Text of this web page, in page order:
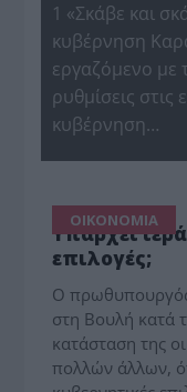
1 «Σκάβε και
κυβέρνηση
εργαζόμενο με
ρυθμίσεις στις
κυβέρνηση…
ΟΙΚΟΝΟΜΙΑ
Υπάρχει
επιλογές;
Ο
στη Βουλή κατά
κατάσταση της
πολλών άλλων,